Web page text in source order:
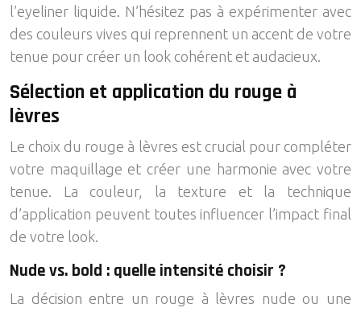
l’eyeliner liquide. N’hésitez pas à expérimenter avec
des couleurs vives qui reprennent un accent de votre
tenue pour créer un look cohérent et audacieux.
Sélection et application du rouge à
lèvres
Le choix du rouge à lèvres est crucial pour compléter
votre maquillage et créer une harmonie avec votre
tenue. La couleur, la texture et la technique
d’application peuvent toutes influencer l’impact final
de votre look.
Nude vs. bold : quelle intensité choisir ?
La décision entre un rouge à lèvres nude ou une